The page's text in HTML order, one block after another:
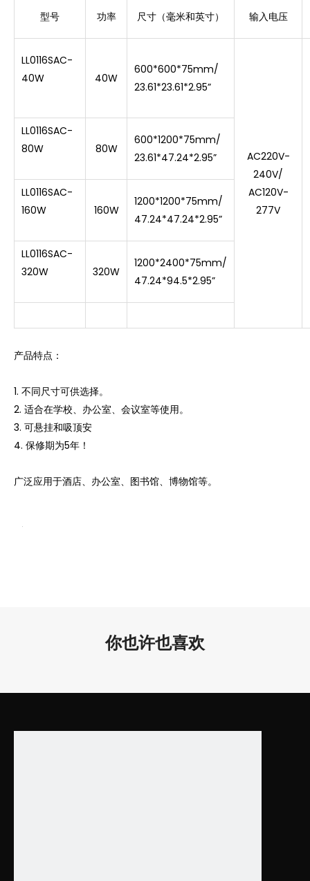
型号 功率 尺寸（毫米和英寸） 输入电压
LL0116SAC-
40W
40W
600*600*75mm/
23.61*23.61*2.95”
AC220V-
240V/
AC120V-
277V
LL0116SAC-
80W
80W
600*1200*75mm/
23.61*47.24*2.95”
LL0116SAC-
160W
160W
1200*1200*75mm/
47.24*47.24*2.95”
LL0116SAC-
320W
320W
1200*2400*75mm/
47.24*94.5*2.95”
产品特点：
1. 不同尺寸可供选择。
2. 适合在学校、办公室、会议室等使用。
3. 可悬挂和吸顶安
4. 保修期为5年！
广泛应用于酒店、办公室、图书馆、博物馆等。
测试、开关灯测试、电流测试、老化测试、称重测试、包装跌落测
你也许也喜欢